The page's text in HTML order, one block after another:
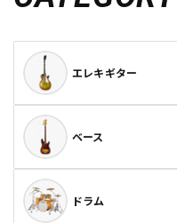
エレキギター
ベース
ドラム